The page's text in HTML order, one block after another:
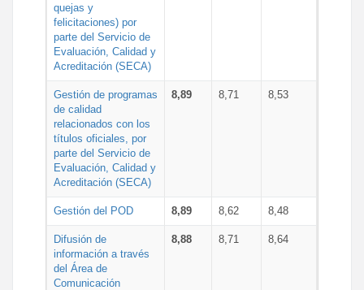
quejas y
felicitaciones) por
parte del Servicio de
Evaluación, Calidad y
Acreditación (SECA)
Gestión de programas
de calidad
relacionados con los
títulos oficiales, por
parte del Servicio de
Evaluación, Calidad y
Acreditación (SECA)
8,89 8,71 8,53
Gestión del POD 8,89 8,62 8,48
Difusión de
información a través
del Área de
Comunicación
8,88 8,71 8,64